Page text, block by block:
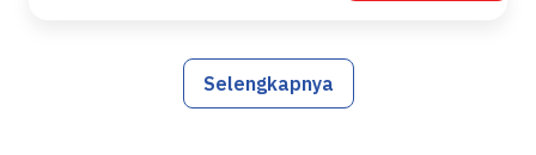
Selengkapnya